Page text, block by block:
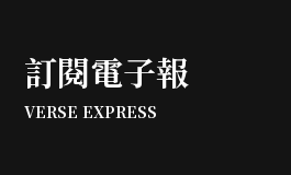
訂閱電子報
VERSE EXPRESS